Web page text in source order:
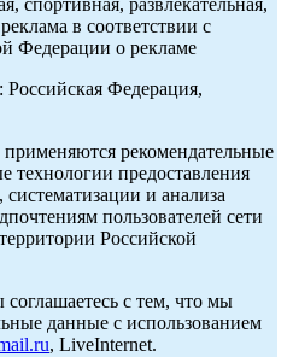
спортивная, развлекательная,
в соответствии с
Федерации о рекламе
Российская Федерация,
рекомендательные
предоставления
и анализа
пользователей сети
Российской
с тем, что мы
данные с использованием
, LiveInternet.